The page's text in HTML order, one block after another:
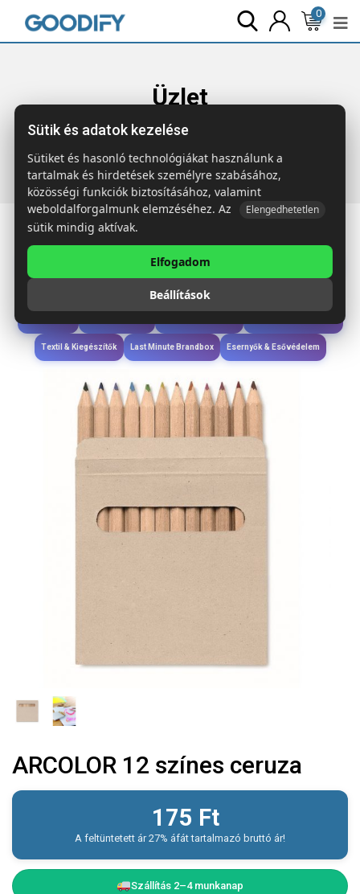
0
Üzlet
Főoldal Termékek Gyerekek & játékok
színes ceruza
Étkezés & Ivás
Wellness & Ápolás
Textil & Kiegészítők Last Minute Brandbox Esernyők & Esővédelem
ARCOLOR 12 színes ceruza
175 Ft
A feltüntetett ár 27% áfát tartalmazó bruttó ár!
Szállítás 2–4 munkanap
Sütik és adatok kezelése
Sütiket és hasonló technológiákat használunk a
tartalmak és hirdetések személyre szabásához,
közösségi funkciók biztosításához, valamint
weboldalforgalmunk elemzéséhez. Az
Elengedhetetlen
sütik mindig aktívak.
Elfogadom
Beállítások